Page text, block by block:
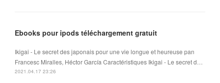
Ebooks pour ipods téléchargement gratuit
Ikigai - Le secret des japonais pour une vie longue et heureuse pan
Francesc Miralles, Héctor García Caractéristiques Ikigai - Le secret d…
2021.04.17 23:26